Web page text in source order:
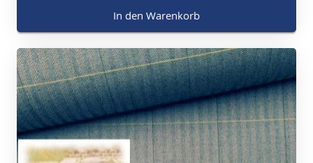
In den Warenkorb